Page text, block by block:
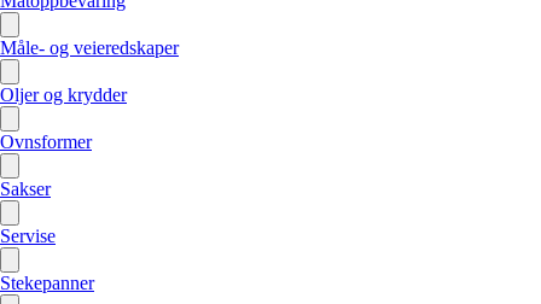
Måle- og veieredskaper
Oljer og krydder
Ovnsformer
Sakser
Servise
Stekepanner